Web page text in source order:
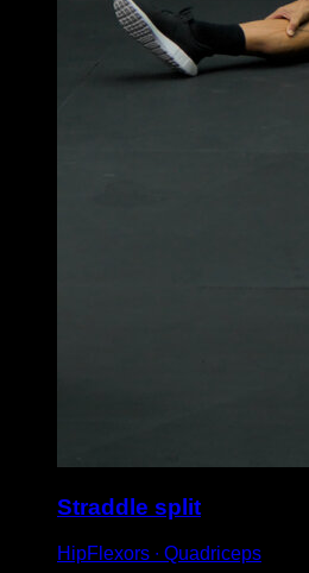
Straddle split
HipFlexors ∙ Quadriceps